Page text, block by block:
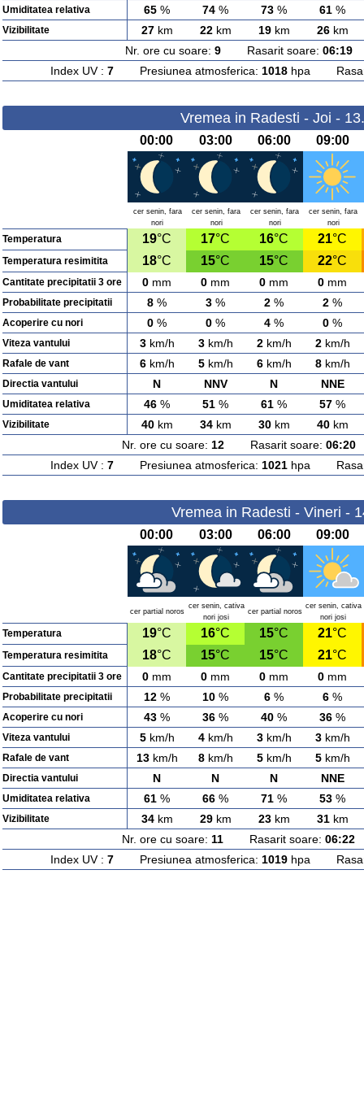
Umiditatea relativa 65 % 74 % 73 % 61 %
Vizibilitate 27km 22km 19km 26km
Nr. ore cu soare: 9Rasarit soare: 06:19
Index UV : 7Presiunea atmosferica: 1018hpa
Vremea in Radesti - Joi -
00:00 03:00 06:00 09:00
cer senin, fara
nori
cer senin, fara
nori
cer senin, fara
nori
cer senin, fara
nori
Temperatura 19°C 17°C 16°C 21°C
Temperatura resimitita 18°C 15°C 15°C 22°C
Cantitate precipitatii 3 ore 0 mm 0 mm 0 mm 0 mm
Probabilitate precipitatii 8 % 3 % 2 % 2 %
Acoperire cu nori 0 % 0 % 4 % 0 %
Viteza vantului 3km/h 3km/h 2km/h 2km/h
Rafale de vant 6km/h 5km/h 6km/h 8km/h
Directia vantului N NNV N NNE
Umiditatea relativa 46 % 51 % 61 % 57 %
Vizibilitate 40km 34km 30km 40km
Nr. ore cu soare: 12Rasarit soare: 06:20
Index UV : 7Presiunea atmosferica: 1021hpa
Vremea in Radesti - Vineri -
00:00 03:00 06:00 09:00
cer partial noros
cer senin, cativa
nori josi
cer partial noros
cer senin, cativa
nori josi
Temperatura 19°C 16°C 15°C 21°C
Temperatura resimitita 18°C 15°C 15°C 21°C
Cantitate precipitatii 3 ore 0 mm 0 mm 0 mm 0 mm
Probabilitate precipitatii 12 % 10 % 6 % 6 %
Acoperire cu nori 43 % 36 % 40 % 36 %
Viteza vantului 5km/h 4km/h 3km/h 3km/h
Rafale de vant 13km/h 8km/h 5km/h 5km/h
Directia vantului N N N NNE
Umiditatea relativa 61 % 66 % 71 % 53 %
Vizibilitate 34km 29km 23km 31km
Nr. ore cu soare: 11 Rasarit soare: 06:22
Index UV : 7Presiunea atmosferica: 1019hpa